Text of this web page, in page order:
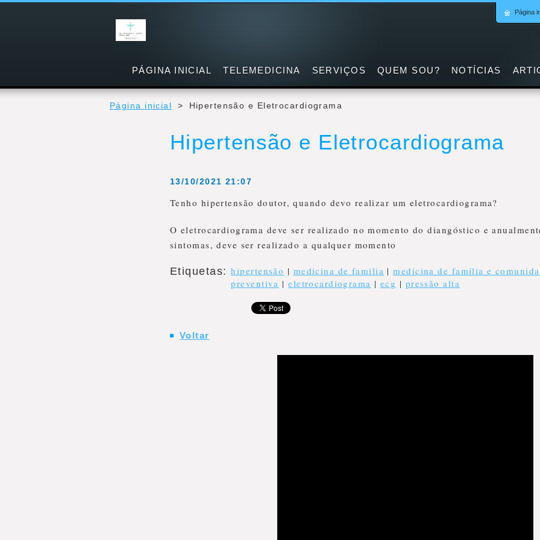
Página inicial > Hipertensão e Eletrocardiograma
Hipertensão e Eletrocardiograma
13/10/2021 21:07
Tenho hipertensão doutor, quando devo realizar um eletrocardiograma?
O eletrocardiograma deve ser realizado no momento do diangóstico e
sintomas, deve ser realizado a qualquer momento
Etiquetas: hipertensão | medicina de familia | medicina de família e
preventiva | eletrocardiograma | ecg | pressão alta
Voltar
PÁGINA INICIAL TELEMEDICINA SERVIÇOS QUEM SOU? NOTÍCIAS
Página